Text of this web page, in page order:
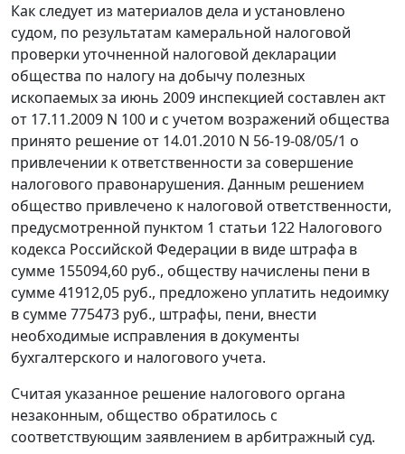
Как следует из материалов дела и установлено
судом, по результатам камеральной налоговой
проверки уточненной налоговой декларации
общества по налогу на добычу полезных
ископаемых за июнь 2009 инспекцией составлен акт
от 17.11.2009 N 100 и с учетом возражений общества
принято решение от 14.01.2010 N 56-19-08/05/1 о
привлечении к ответственности за совершение
налогового правонарушения. Данным решением
общество привлечено к налоговой ответственности,
предусмотренной пунктом 1 статьи 122 Налогового
кодекса Российской Федерации в виде штрафа в
сумме 155094,60 руб., обществу начислены пени в
сумме 41912,05 руб., предложено уплатить недоимку
в сумме 775473 руб., штрафы, пени, внести
необходимые исправления в документы
бухгалтерского и налогового учета.
Считая указанное решение налогового органа
незаконным, общество обратилось с
соответствующим заявлением в арбитражный суд.